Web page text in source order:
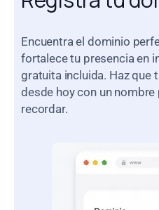
Encuentra el dominio
fortalece tu presencia en
gratuita incluida. Haz que
desde hoy con un
recordar.